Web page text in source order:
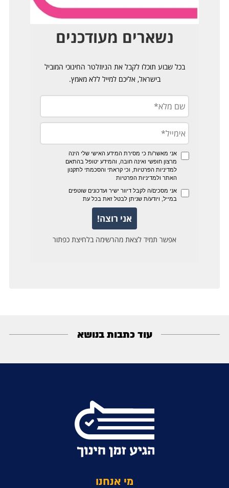
עוד כתבות בנושא
מי אנחנו